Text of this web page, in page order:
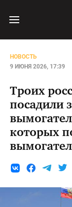
НОВОСТЬ
9 ИЮНЯ 2026, 17:39
Троих
посадили
которых